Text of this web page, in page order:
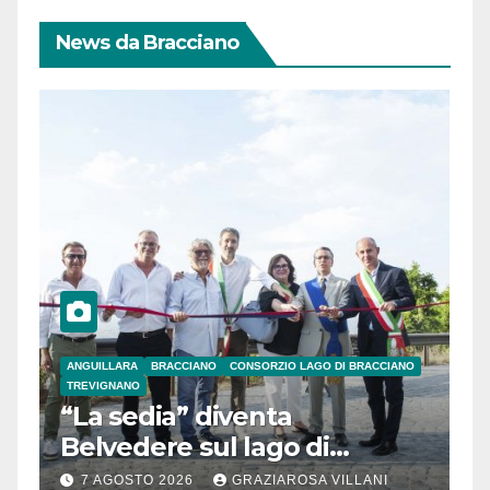
News da Bracciano
ANGUILLARA BRACCIANO
CONSORZIO LAGO DI BRACCIANO
TREVIGNANO
“La sedia” diventa
Belvedere sul lago di
Bracciano: ieri
7 AGOSTO 2026 GRAZIAROSA VILLANI